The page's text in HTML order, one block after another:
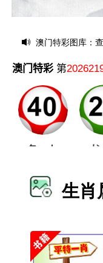
澳门特彩图库：
生肖